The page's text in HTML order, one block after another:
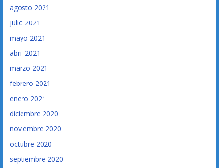
agosto 2021
julio 2021
mayo 2021
abril 2021
marzo 2021
febrero 2021
enero 2021
diciembre 2020
noviembre 2020
octubre 2020
septiembre 2020